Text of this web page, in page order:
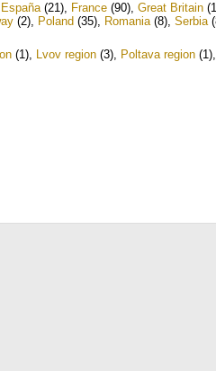
España(21), France (90), Great Britain
(2), Poland (35), Romania(8), Serbia
(1), Lvov region (3), Poltava region (1),